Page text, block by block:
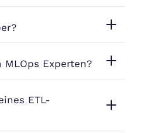
MLOps Experten?
ETL-